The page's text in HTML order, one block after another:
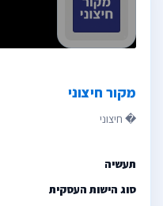
מקור חיצוני
תעשיה
סוג הישות העסקית